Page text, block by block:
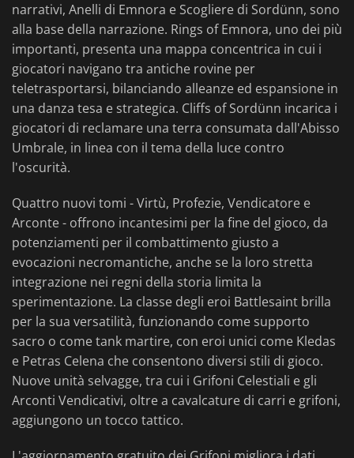
narrativi, Anelli di Emnora e Scogliere di Sordünn, sono
alla base della narrazione. Rings of Emnora, uno dei più
importanti, presenta una mappa concentrica in cui i
giocatori navigano tra antiche rovine per
teletrasportarsi, bilanciando alleanze ed espansione in
una danza tesa e strategica. Cliffs of Sordünn incarica i
giocatori di reclamare una terra consumata dall'Abisso
Umbrale, in linea con il tema della luce contro
l'oscurità.
Quattro nuovi tomi - Virtù, Profezie, Vendicatore e
Arconte - offrono incantesimi per la fine del gioco, da
potenziamenti per il combattimento giusto a
evocazioni necromantiche, anche se la loro stretta
integrazione nei regni della storia limita la
sperimentazione. La classe degli eroi Battlesaint brilla
per la sua versatilità, funzionando come supporto
sacro o come tank martire, con eroi unici come Kledas
e Petras Celena che consentono diversi stili di gioco.
Nuove unità selvagge, tra cui i Grifoni Celestiali e gli
Arconti Vendicativi, oltre a cavalcature di carri e grifoni,
aggiungono un tocco tattico.